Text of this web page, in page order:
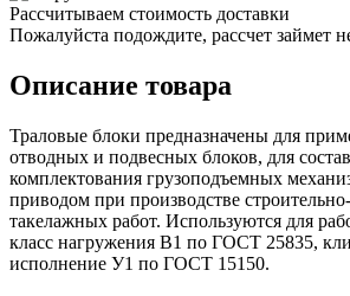
Рассчитываем стоимость доставки
Пожалуйста подождите, рассчет займет
Описание товара
Траловые блоки предназначены для
отводных и подвесных блоков, для
комплектования грузоподъемных
приводом при производстве
такелажных работ. Используются для
класс нагружения В1 по ГОСТ 25835,
исполнение У1 по ГОСТ 15150.